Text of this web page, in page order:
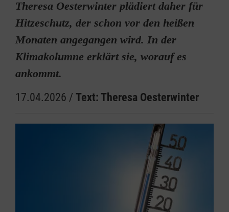
Theresa Oesterwinter plädiert daher für
Hitzeschutz, der schon vor den heißen
Monaten angegangen wird. In der
Klimakolumne erklärt sie, worauf es
ankommt.
17.04.2026 / Text: Theresa Oesterwinter